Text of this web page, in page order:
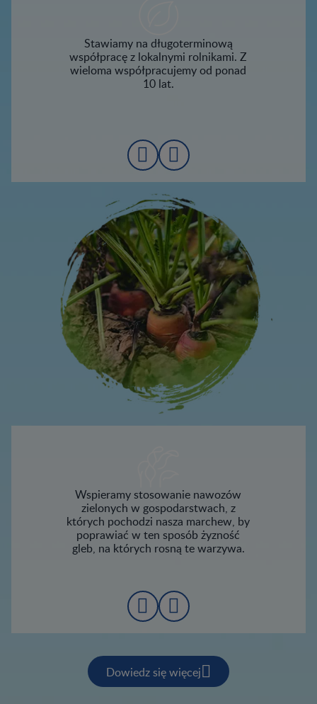
Stawiamy na długoterminową
współpracę z lokalnymi rolnikami. Z
wieloma współpracujemy od ponad
10 lat.
Wspieramy stosowanie nawozów
zielonych w gospodarstwach, z
których pochodzi nasza marchew, by
poprawiać w ten sposób żyzność
gleb, na których rosną te warzywa.
Dowiedz się więcej